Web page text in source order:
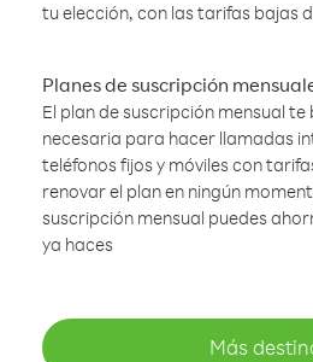
tu elección, con las tarifas bajas
Planes de suscripción
El plan de suscripción mensual
necesaria para hacer llamadas
teléfonos fijos y móviles con
renovar el plan en ningún
suscripción mensual puedes
ya haces
Más